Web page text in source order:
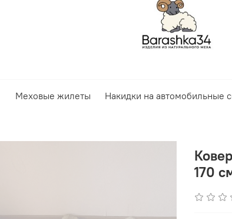
Меховые жилеты Накидки на автомобильные
170